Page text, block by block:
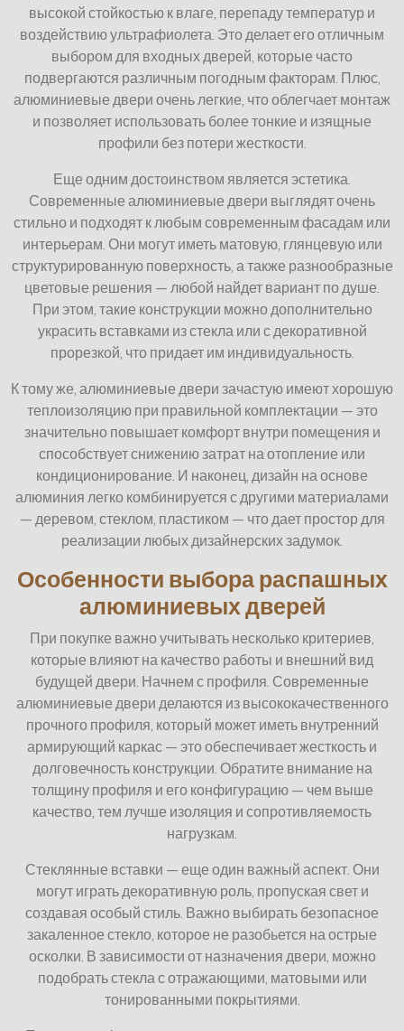
высокой стойкостью к влаге, перепаду температур и
воздействию ультрафиолета. Это делает его отличным
выбором для входных дверей, которые часто
подвергаются различным погодным факторам. Плюс,
алюминиевые двери очень легкие, что облегчает монтаж
и позволяет использовать более тонкие и изящные
профили без потери жесткости.
Еще одним достоинством является эстетика.
Современные алюминиевые двери выглядят очень
стильно и подходят к любым современным фасадам или
интерьерам. Они могут иметь матовую, глянцевую или
структурированную поверхность, а также разнообразные
цветовые решения — любой найдет вариант по душе.
При этом, такие конструкции можно дополнительно
украсить вставками из стекла или с декоративной
прорезкой, что придает им индивидуальность.
К тому же, алюминиевые двери зачастую имеют хорошую
теплоизоляцию при правильной комплектации — это
значительно повышает комфорт внутри помещения и
способствует снижению затрат на отопление или
кондиционирование. И наконец, дизайн на основе
алюминия легко комбинируется с другими материалами
— деревом, стеклом, пластиком — что дает простор для
реализации любых дизайнерских задумок.
Особенности выбора распашных
алюминиевых дверей
При покупке важно учитывать несколько критериев,
которые влияют на качество работы и внешний вид
будущей двери. Начнем с профиля. Современные
алюминиевые двери делаются из высококачественного
прочного профиля, который может иметь внутренний
армирующий каркас — это обеспечивает жесткость и
долговечность конструкции. Обратите внимание на
толщину профиля и его конфигурацию — чем выше
качество, тем лучше изоляция и сопротивляемость
нагрузкам.
Стеклянные вставки — еще один важный аспект. Они
могут играть декоративную роль, пропуская свет и
создавая особый стиль. Важно выбирать безопасное
закаленное стекло, которое не разобьется на острые
осколки. В зависимости от назначения двери, можно
подобрать стекла с отражающими, матовыми или
тонированными покрытиями.